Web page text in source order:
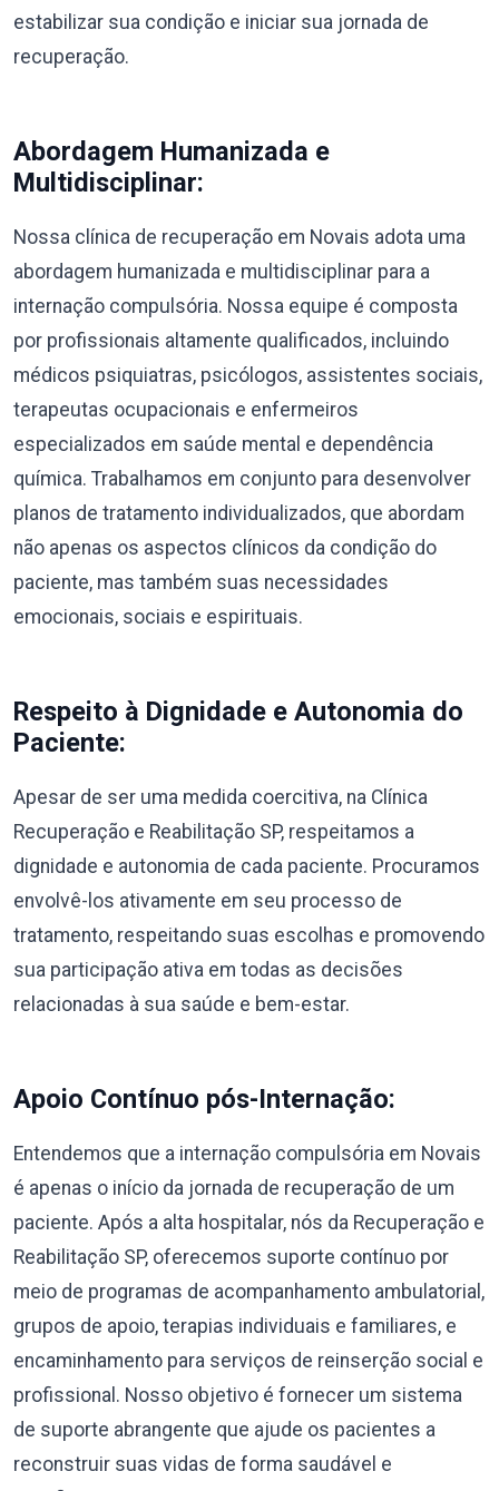
estabilizar sua condição e iniciar sua jornada de
recuperação.
Abordagem Humanizada e
Multidisciplinar:
Nossa clínica de recuperação em Novais adota uma
abordagem humanizada e multidisciplinar para a
internação compulsória. Nossa equipe é composta
por profissionais altamente qualificados, incluindo
médicos psiquiatras, psicólogos, assistentes sociais,
terapeutas ocupacionais e enfermeiros
especializados em saúde mental e dependência
química. Trabalhamos em conjunto para desenvolver
planos de tratamento individualizados, que abordam
não apenas os aspectos clínicos da condição do
paciente, mas também suas necessidades
emocionais, sociais e espirituais.
Respeito à Dignidade e Autonomia do
Paciente:
Apesar de ser uma medida coercitiva, na Clínica
Recuperação e Reabilitação SP, respeitamos a
dignidade e autonomia de cada paciente. Procuramos
envolvê-los ativamente em seu processo de
tratamento, respeitando suas escolhas e promovendo
sua participação ativa em todas as decisões
relacionadas à sua saúde e bem-estar.
Apoio Contínuo pós-Internação:
Entendemos que a internação compulsória em Novais
é apenas o início da jornada de recuperação de um
paciente. Após a alta hospitalar, nós da Recuperação e
Reabilitação SP, oferecemos suporte contínuo por
meio de programas de acompanhamento ambulatorial,
grupos de apoio, terapias individuais e familiares, e
encaminhamento para serviços de reinserção social e
profissional. Nosso objetivo é fornecer um sistema
de suporte abrangente que ajude os pacientes a
reconstruir suas vidas de forma saudável e